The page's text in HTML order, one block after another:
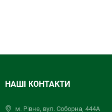
НАШІ КОНТАКТИ
м. Рівне, вул. Соборна, 444А